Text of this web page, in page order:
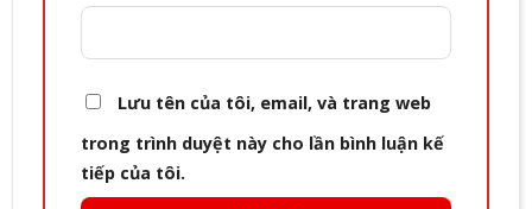
Lưu tên của tôi, email, và trang web
trong trình duyệt này cho lần bình luận kế
tiếp của tôi.